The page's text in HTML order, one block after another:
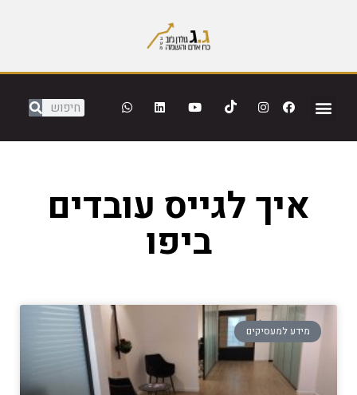
איך לגייס עובדים
ביפו
מידע למעסיקים